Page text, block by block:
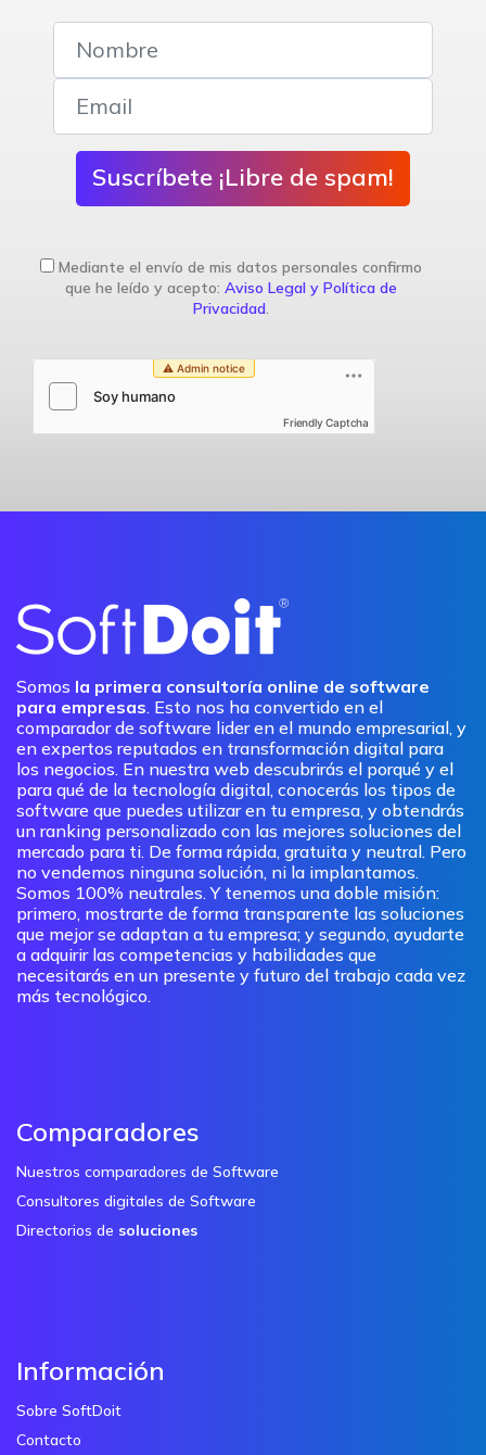
Suscríbete ¡Libre de spam!
Mediante el envío de mis datos personales confirmo
que he leído y acepto: Aviso Legal y Política de
Privacidad.
Friendly Captcha
Somos la primera consultoría online de software
para empresas. Esto nos ha convertido en el
comparador de software lider en el mundo empresarial, y
en expertos reputados en transformación digital para
los negocios. En nuestra web descubrirás el porqué y el
para qué de la tecnología digital, conocerás los tipos de
software que puedes utilizar en tu empresa, y obtendrás
un ranking personalizado con las mejores soluciones del
mercado para ti. De forma rápida, gratuita y neutral. Pero
no vendemos ninguna solución, ni la implantamos.
Somos 100% neutrales. Y tenemos una doble misión:
primero, mostrarte de forma transparente las soluciones
que mejor se adaptan a tu empresa; y segundo, ayudarte
a adquirir las competencias y habilidades que
necesitarás en un presente y futuro del trabajo cada vez
más tecnológico.
Comparadores
Nuestros comparadores de Software
Consultores digitales de Software
Directorios de soluciones
Información
Sobre SoftDoit
Contacto